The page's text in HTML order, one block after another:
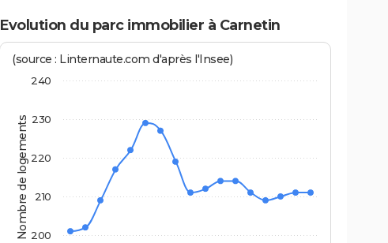
Evolution du parc immobilier à Carnetin
Nombre de logements
(source : Linternaute.com d'après l'Insee)
200
210
220
230
240